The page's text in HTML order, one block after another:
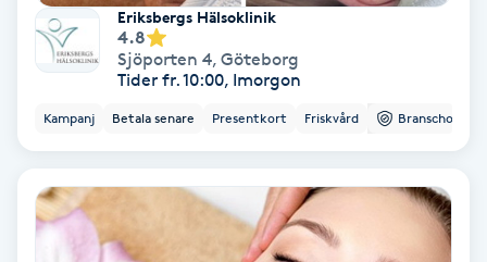
Gravidmassage
Gravidyoga
Gua Sha-massage
Eriksbergs Hälsoklinik
4.8
Sjöporten 4, Göteborg
Tider fr. 10:00, Imorgon
Kampanj Betala senare Presentkort Friskvård Branschorg.